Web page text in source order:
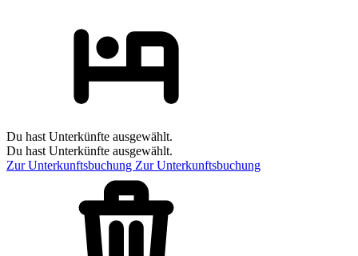
Du hast Unterkünfte ausgewählt.
Du hast Unterkünfte ausgewählt.
Zur Unterkunftsbuchung Zur Unterkunftsbuchung